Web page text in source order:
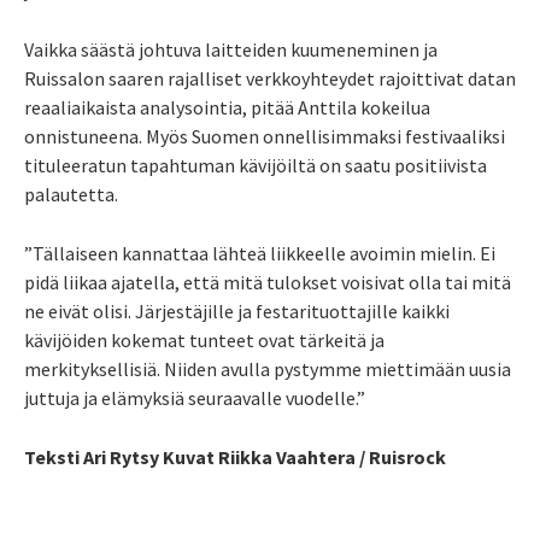
Vaikka säästä johtuva laitteiden kuumeneminen ja
Ruissalon saaren rajalliset verkkoyhteydet rajoittivat datan
reaaliaikaista analysointia, pitää Anttila kokeilua
onnistuneena. Myös Suomen onnellisimmaksi festivaaliksi
tituleeratun tapahtuman kävijöiltä on saatu positiivista
palautetta.
”Tällaiseen kannattaa lähteä liikkeelle avoimin mielin. Ei
pidä liikaa ajatella, että mitä tulokset voisivat olla tai mitä
ne eivät olisi. Järjestäjille ja festarituottajille kaikki
kävijöiden kokemat tunteet ovat tärkeitä ja
merkityksellisiä. Niiden avulla pystymme miettimään uusia
juttuja ja elämyksiä seuraavalle vuodelle.”
Teksti Ari Rytsy Kuvat Riikka Vaahtera / Ruisrock